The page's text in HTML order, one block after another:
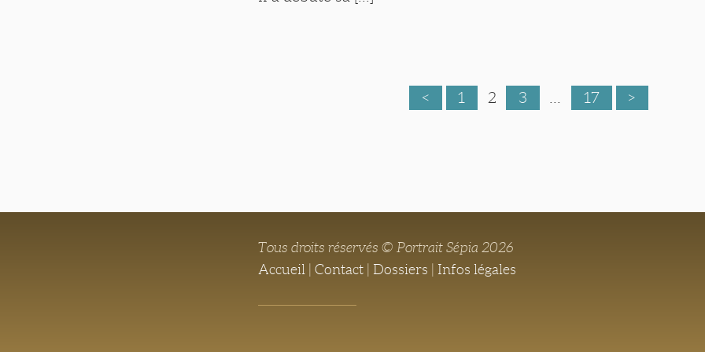
< 1 2 3 17 >
Tous droits réservés © Portrait Sépia 2026
Accueil
|Contact Dossiers Infos légales